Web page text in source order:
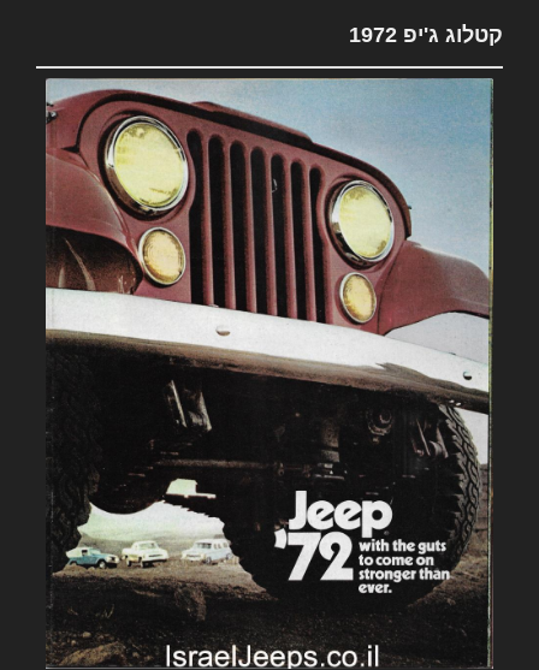
קטלוג ג'יפ 1972